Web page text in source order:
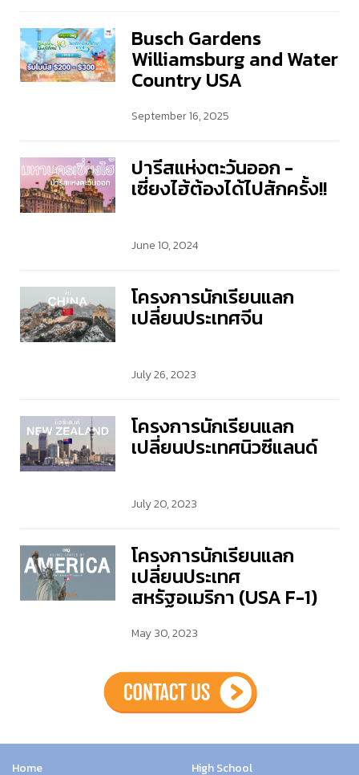
Busch Gardens
Williamsburg and Water
Country USA
September 16, 2025
ปารีสแห่งตะวันออก -
เซี่ยงไฮ้ต้องได้ไปสักครั้ง!!
June 10, 2024
โครงการนักเรียนแลก
เปลี่ยนประเทศจีน
July 26, 2023
โครงการนักเรียนแลก
เปลี่ยนประเทศนิวซีแลนด์
July 20, 2023
โครงการนักเรียนแลก
เปลี่ยนประเทศ
สหรัฐอเมริกา (USA F-1)
May 30, 2023
Home High School